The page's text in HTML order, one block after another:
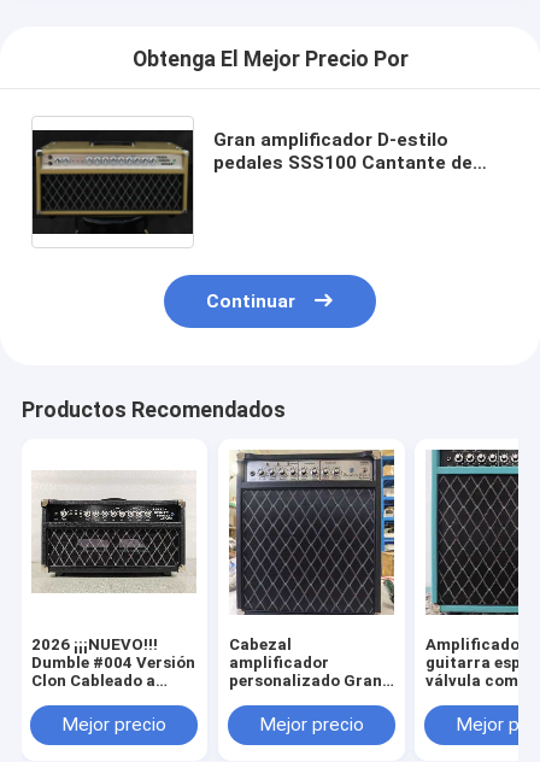
Obtenga El Mejor Precio Por
Gran amplificador D-estilo
pedales SSS100 Cantante de
Continuar
Productos Recomendados
2026 ¡¡¡NUEVO!!!
Dumble #004 Versión
Clon Cableado a
de Guitarra de Tubo
SSS20-Steel String
Mejor precio
Cabezal
amplificador
personalizado Grand
Reverb cableado a
mano de 20 vatios
Mejor precio
Amplificador
guitarra
válvula
tipo Celestion
ODS20c de
Mejor